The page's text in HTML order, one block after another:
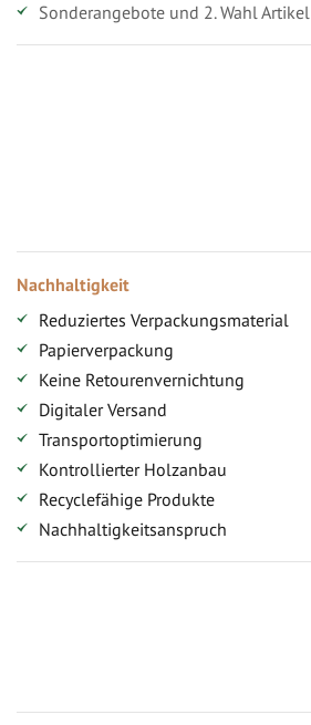
Sonderangebote und 2. Wahl Artikel
Nachhaltigkeit
Reduziertes Verpackungsmaterial
Papierverpackung
Keine Retourenvernichtung
Digitaler Versand
Transportoptimierung
Kontrollierter Holzanbau
Recyclefähige Produkte
Nachhaltigkeitsanspruch